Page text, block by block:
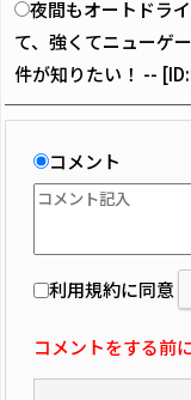
夜間もオートドラ
て、強くてニューゲ
件が知りたい！ --
コメント
利用規約に同意
コメントをする前